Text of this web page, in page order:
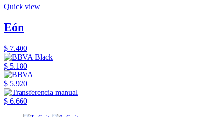
Quick view
Eón
$ 7.400
$ 5.180
$ 5.920
$ 6.660